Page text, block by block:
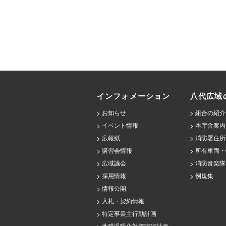
インフォメーション
お知らせ
イベント情報
広報紙
講習会情報
広域議会
採用情報
情報公開
入札・契約情報
特定事業主行動計画
八代広域
組合の紹介
本庁舎案内
消防署住
所有車両
消防音楽隊
例規集